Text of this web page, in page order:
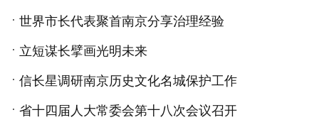
世界市长代表聚首南京分享治理经验
立短谋长擘画光明未来
信长星调研南京历史文化名城保护工作
省十四届人大常委会第十八次会议召开